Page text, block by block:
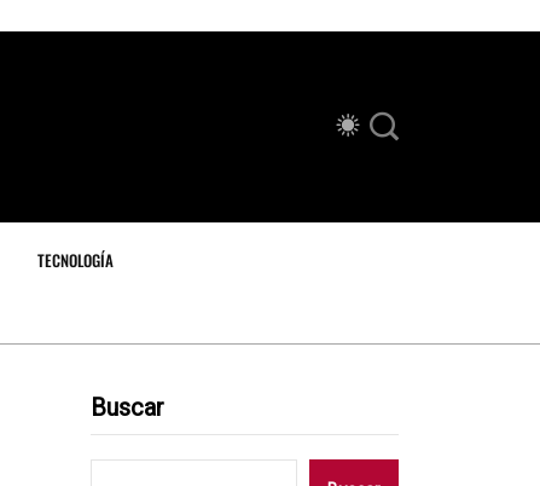
TECNOLOGÍA
Buscar